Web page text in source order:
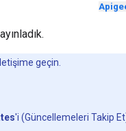
geçin.
'i (Güncellemeleri Takip Et)